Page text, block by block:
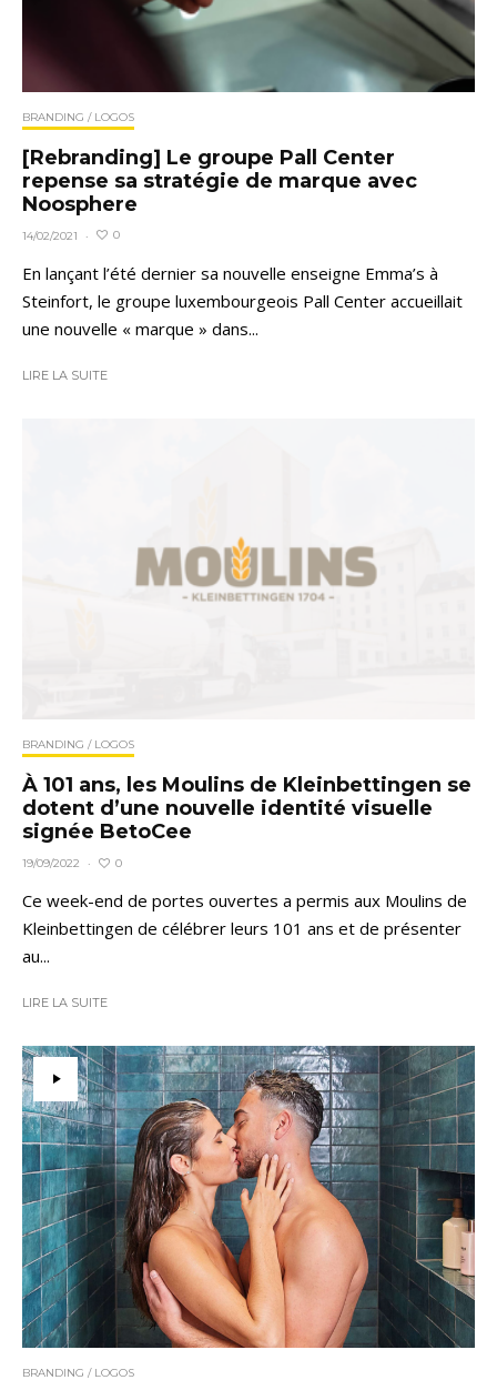
BRANDING / LOGOS
[Rebranding] Le groupe Pall Center
repense sa stratégie de marque avec
Noosphere
14/02/2021 · 0
En lançant l’été dernier sa nouvelle enseigne Emma’s à
Steinfort, le groupe luxembourgeois Pall Center accueillait
une nouvelle « marque » dans...
LIRE LA SUITE
BRANDING / LOGOS
À 101 ans, les Moulins de Kleinbettingen se
dotent d’une nouvelle identité visuelle
signée BetoCee
19/09/2022 · 0
Ce week-end de portes ouvertes a permis aux Moulins de
Kleinbettingen de célébrer leurs 101 ans et de présenter
au...
LIRE LA SUITE
BRANDING / LOGOS